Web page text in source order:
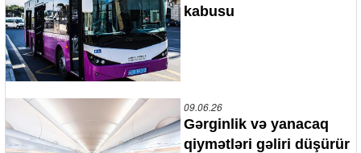
kabusu
09.06.26
Gərginlik və yanacaq
qiymətləri gəliri düşürür